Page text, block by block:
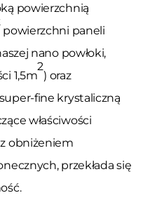
powierzchnią
powierzchni paneli
nano powłoki,
1,5m
2
) oraz
fine krystaliczną
właściwości
obniżeniem
przekłada się